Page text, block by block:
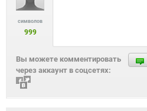
символов
999
Вы можете комментировать
через аккаунт в соцсетях: